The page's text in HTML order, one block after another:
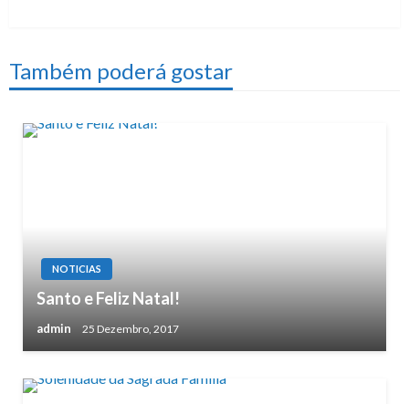
Também poderá gostar
NOTICIAS
Santo e Feliz Natal!
admin 25 Dezembro, 2017